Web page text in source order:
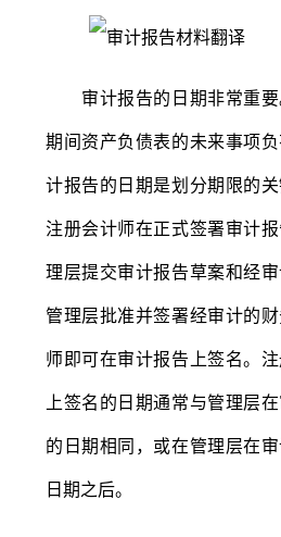
审计报告的日期非常重要
期间资产负债表的未来事项
计报告的日期是划分期限的关
注册会计师在正式签署审计
理层提交审计报告草案和经审
管理层批准并签署经审计的
师即可在审计报告上签名。
上签名的日期通常与管理层
的日期相同，或在管理层在
日期之后。